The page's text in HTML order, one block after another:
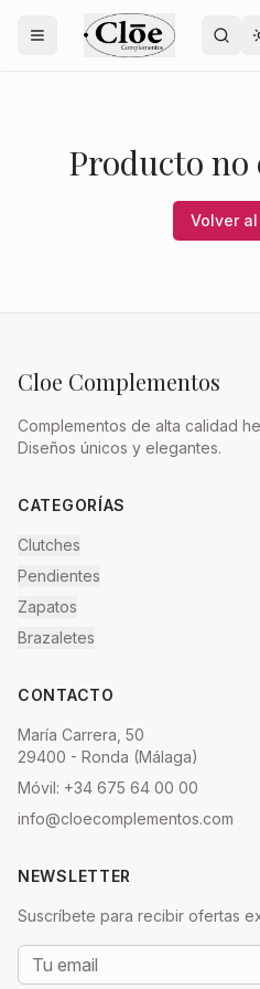
Producto
Volver
Cloe Complementos
Complementos de alta calidad
Diseños únicos y elegantes.
CATEGORÍAS
Clutches
Pendientes
Zapatos
Brazaletes
CONTACTO
María Carrera, 50
29400 - Ronda (Málaga)
Móvil: +34 675 64 00 00
info@cloecomplementos.com
NEWSLETTER
Suscríbete para recibir ofertas